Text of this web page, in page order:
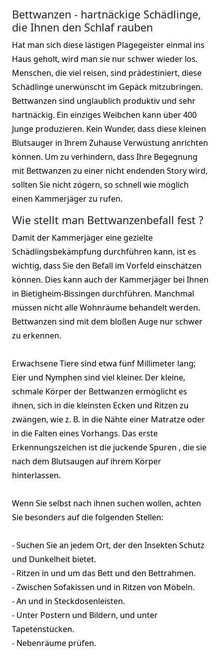
Bettwanzen - hartnäckige Schädlinge,
die Ihnen den Schlaf rauben
Hat man sich diese lästigen Plagegeister einmal ins
Haus geholt, wird man sie nur schwer wieder los.
Menschen, die viel reisen, sind prädestiniert, diese
Schädlinge unerwünscht im Gepäck mitzubringen.
Bettwanzen sind unglaublich produktiv und sehr
hartnäckig. Ein einziges Weibchen kann über 400
Junge produzieren. Kein Wunder, dass diese kleinen
Blutsauger in Ihrem Zuhause Verwüstung anrichten
können. Um zu verhindern, dass Ihre Begegnung
mit Bettwanzen zu einer nicht endenden Story wird,
sollten Sie nicht zögern, so schnell wie möglich
einen Kammerjäger zu rufen.
Wie stellt man Bettwanzenbefall fest ?
Damit der Kammerjäger eine gezielte
Schädlingsbekämpfung durchführen kann, ist es
wichtig, dass Sie den Befall im Vorfeld einschätzen
können. Dies kann auch der Kammerjäger bei Ihnen
in Bietigheim-Bissingen durchführen. Manchmal
müssen nicht alle Wohnräume behandelt werden.
Bettwanzen sind mit dem bloßen Auge nur schwer
zu erkennen.
Erwachsene Tiere sind etwa fünf Millimeter lang;
Eier und Nymphen sind viel kleiner. Der kleine,
schmale Körper der Bettwanzen ermöglicht es
ihnen, sich in die kleinsten Ecken und Ritzen zu
zwängen, wie z. B. in die Nähte einer Matratze oder
in die Falten eines Vorhangs. Das erste
Erkennungszeichen ist die juckende Spuren , die sie
nach dem Blutsaugen auf ihrem Körper
hinterlassen.
Wenn Sie selbst nach ihnen suchen wollen, achten
Sie besonders auf die folgenden Stellen:
- Suchen Sie an jedem Ort, der den Insekten Schutz
und Dunkelheit bietet.
- Ritzen in und um das Bett und den Bettrahmen.
- Zwischen Sofakissen und in Ritzen von Möbeln.
- An und in Steckdosenleisten.
- Unter Postern und Bildern, und unter
Tapetenstücken.
- Nebenräume prüfen.